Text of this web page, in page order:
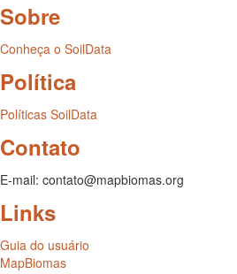
Sobre
Conheça o SoilData
Política
Políticas SoilData
Contato
E-mail: contato@mapbiomas.org
Links
Guia do usuário
MapBiomas